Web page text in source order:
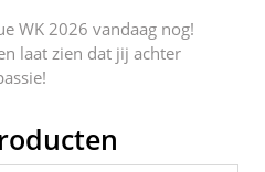
WK 2026 vandaag nog!
laat zien dat jij achter